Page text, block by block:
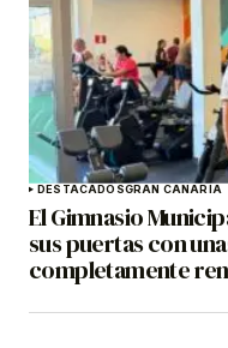
DESTACADOSGRAN CANARIA
El Gimnasio
sus puertas con
completamente